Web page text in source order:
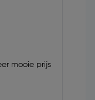
mooie prijs